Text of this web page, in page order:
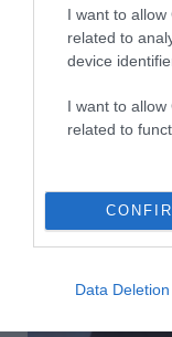
I want to
related to
device
I want to
related to
Data Deletion
Takácsatka elleni
meg a